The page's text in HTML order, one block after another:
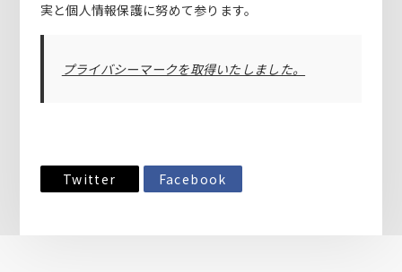
実と個人情報保護に努めて参ります。
プライバシーマークを取得いたしました。
Twitter Facebook